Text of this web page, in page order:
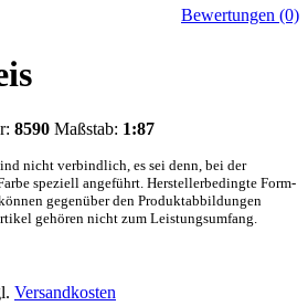
Bewertungen (0)
8590 Maßstab: 1:87
nicht verbindlich, es sei denn, bei der
speziell angeführt. Herstellerbedingte Form-
gegenüber den Produktabbildungen
gehören nicht zum Leistungsumfang.
Versandkosten